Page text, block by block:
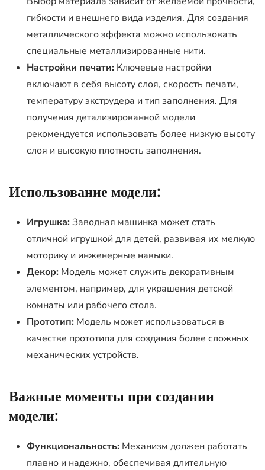
гибкости и внешнего вида изделия. Для создания
металлического эффекта можно использовать
специальные металлизированные нити.
Настройки печати: Ключевые настройки
включают в себя высоту слоя, скорость печати,
температуру экструдера и тип заполнения. Для
получения детализированной модели
рекомендуется использовать более низкую высоту
слоя и высокую плотность заполнения.
Использование модели:
Игрушка:Заводная машинка может стать
отличной игрушкой для детей, развивая их мелкую
моторику и инженерные навыки.
Декор: Модель может служить декоративным
элементом, например, для украшения детской
комнаты или рабочего стола.
Прототип: Модель может использоваться в
качестве прототипа для создания более сложных
механических устройств.
Важные моменты при создании
модели:
Функциональность: Механизм должен работать
плавно и надежно, обеспечивая длительную